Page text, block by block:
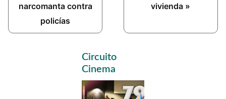
narcomanta contra
policías
vivienda »
Primary
Sidebar
Circuito
Cinema